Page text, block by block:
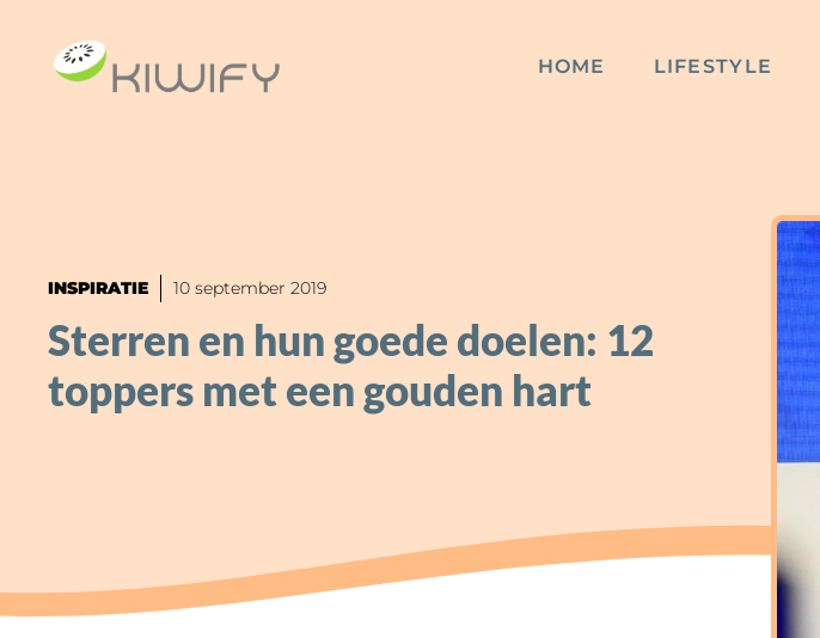
HOME LIFESTYLE
INSPIRATIE 10 september 2019
Sterren en hun goede doelen: 12
toppers met een gouden hart